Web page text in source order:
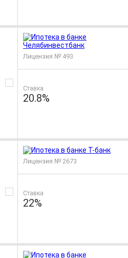
Лицензия № 493
Ставка
20.8%
Лицензия № 2673
Ставка
22%